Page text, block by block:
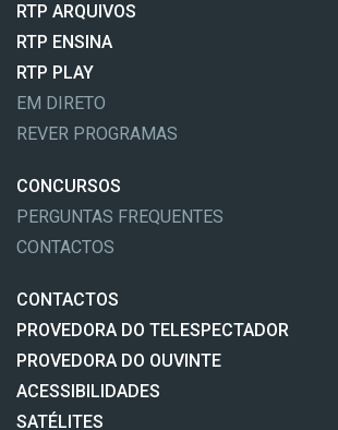
RTP ARQUIVOS
RTP ENSINA
RTP PLAY
EM DIRETO
REVER PROGRAMAS
CONCURSOS
PERGUNTAS FREQUENTES
CONTACTOS
CONTACTOS
PROVEDORA DO TELESPECTADOR
PROVEDORA DO OUVINTE
ACESSIBILIDADES
SATÉLITES